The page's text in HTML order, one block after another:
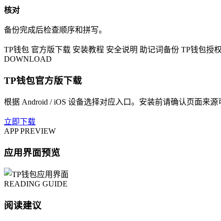
核对
备份完成后检查顺序和拼写。
TP钱包 官方版下载 安装教程 安全说明 助记词备份 TP钱包授权
DOWNLOAD
TP钱包官方版下载
根据 Android / iOS 设备选择对应入口。安装前请确认页面来源
立即下载
APP PREVIEW
应用界面预览
READING GUIDE
阅读建议